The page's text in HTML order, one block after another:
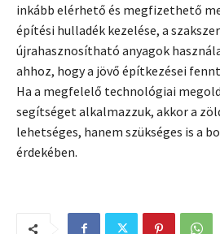
inkább elérhető és megfizethető
építési hulladék kezelése, a
újrahasznosítható anyagok
ahhoz, hogy a jövő építkezései
Ha a megfelelő technológiai
segítséget alkalmazzuk, akkor a
lehetséges, hanem szükséges is a
érdekében.